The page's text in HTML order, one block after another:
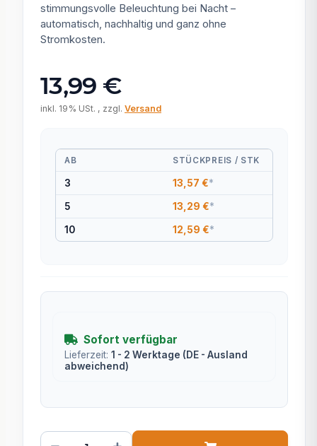
stimmungsvolle Beleuchtung bei Nacht –
automatisch, nachhaltig und ganz ohne
Stromkosten.
13,99 €
inkl. 19% USt. , zzgl. Versand
AB STÜCKPREIS / STK
3 13,57 €*
5 13,29 €*
10 12,59 €*
Sofort verfügbar
Lieferzeit: 1 - 2 Werktage (DE - Ausland
abweichend)